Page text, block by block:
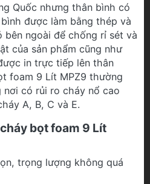
Quốc nhưng thân bình có
được làm bằng thép và
bên ngoài để chống rỉ sét và
của sản phẩm cũng như
in trực tiếp lên thân
foam 9 Lít MPZ9 thường
có rủi ro cháy nổ cao
A, B, C và E.
bọt foam 9 Lít
trọng lượng không quá